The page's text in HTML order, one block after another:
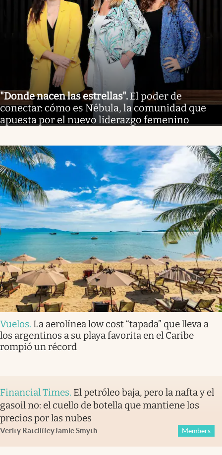
"Donde nacen las estrellas". El poder de
conectar: cómo es Nébula, la comunidad que
apuesta por el nuevo liderazgo femenino
Vuelos. La aerolínea low cost “tapada” que lleva a
los argentinos a su playa favorita en el Caribe
rompió un récord
Financial Times. El petróleo baja, pero la nafta y el
gasoil no: el cuello de botella que mantiene los
precios por las nubes
Verity RatcliffeyJamie Smyth Members